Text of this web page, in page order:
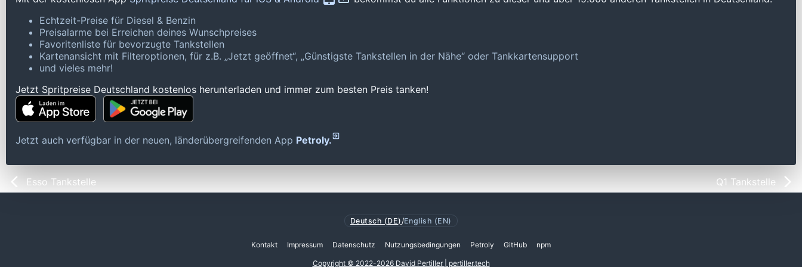
Echtzeit-Preise für Diesel & Benzin
Preisalarme bei Erreichen deines Wunschpreises
Favoritenliste für bevorzugte Tankstellen
Kartenansicht mit Filteroptionen, für z.B. „Jetzt geöffnet“, „Günstigste Tankstellen in der Nähe“ oder Tankkartensupport
und vieles mehr!
Jetzt Spritpreise Deutschland kostenlos herunterladen und immer zum besten Preis tanken!
Jetzt auch verfügbar in der neuen, länderübergreifenden App Petroly.
Esso Tankstelle Q1 Tankstelle
Deutsch (DE) /English (EN)
Kontakt Impressum Datenschutz Nutzungsbedingungen Petroly GitHub npm
Copyright © 2022-2026 David Pertiller | pertiller.tech